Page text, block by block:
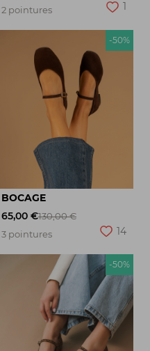
2 pointures
1
-50%
BOCAGE
65,00 €130,00 €
3 pointures
14
-50%